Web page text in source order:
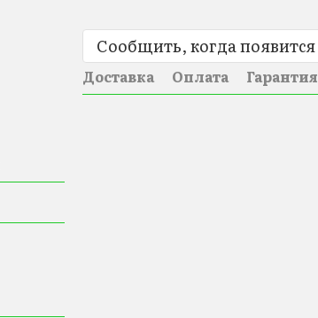
Сообщить, когда появится
Доставка Оплата Гарантия